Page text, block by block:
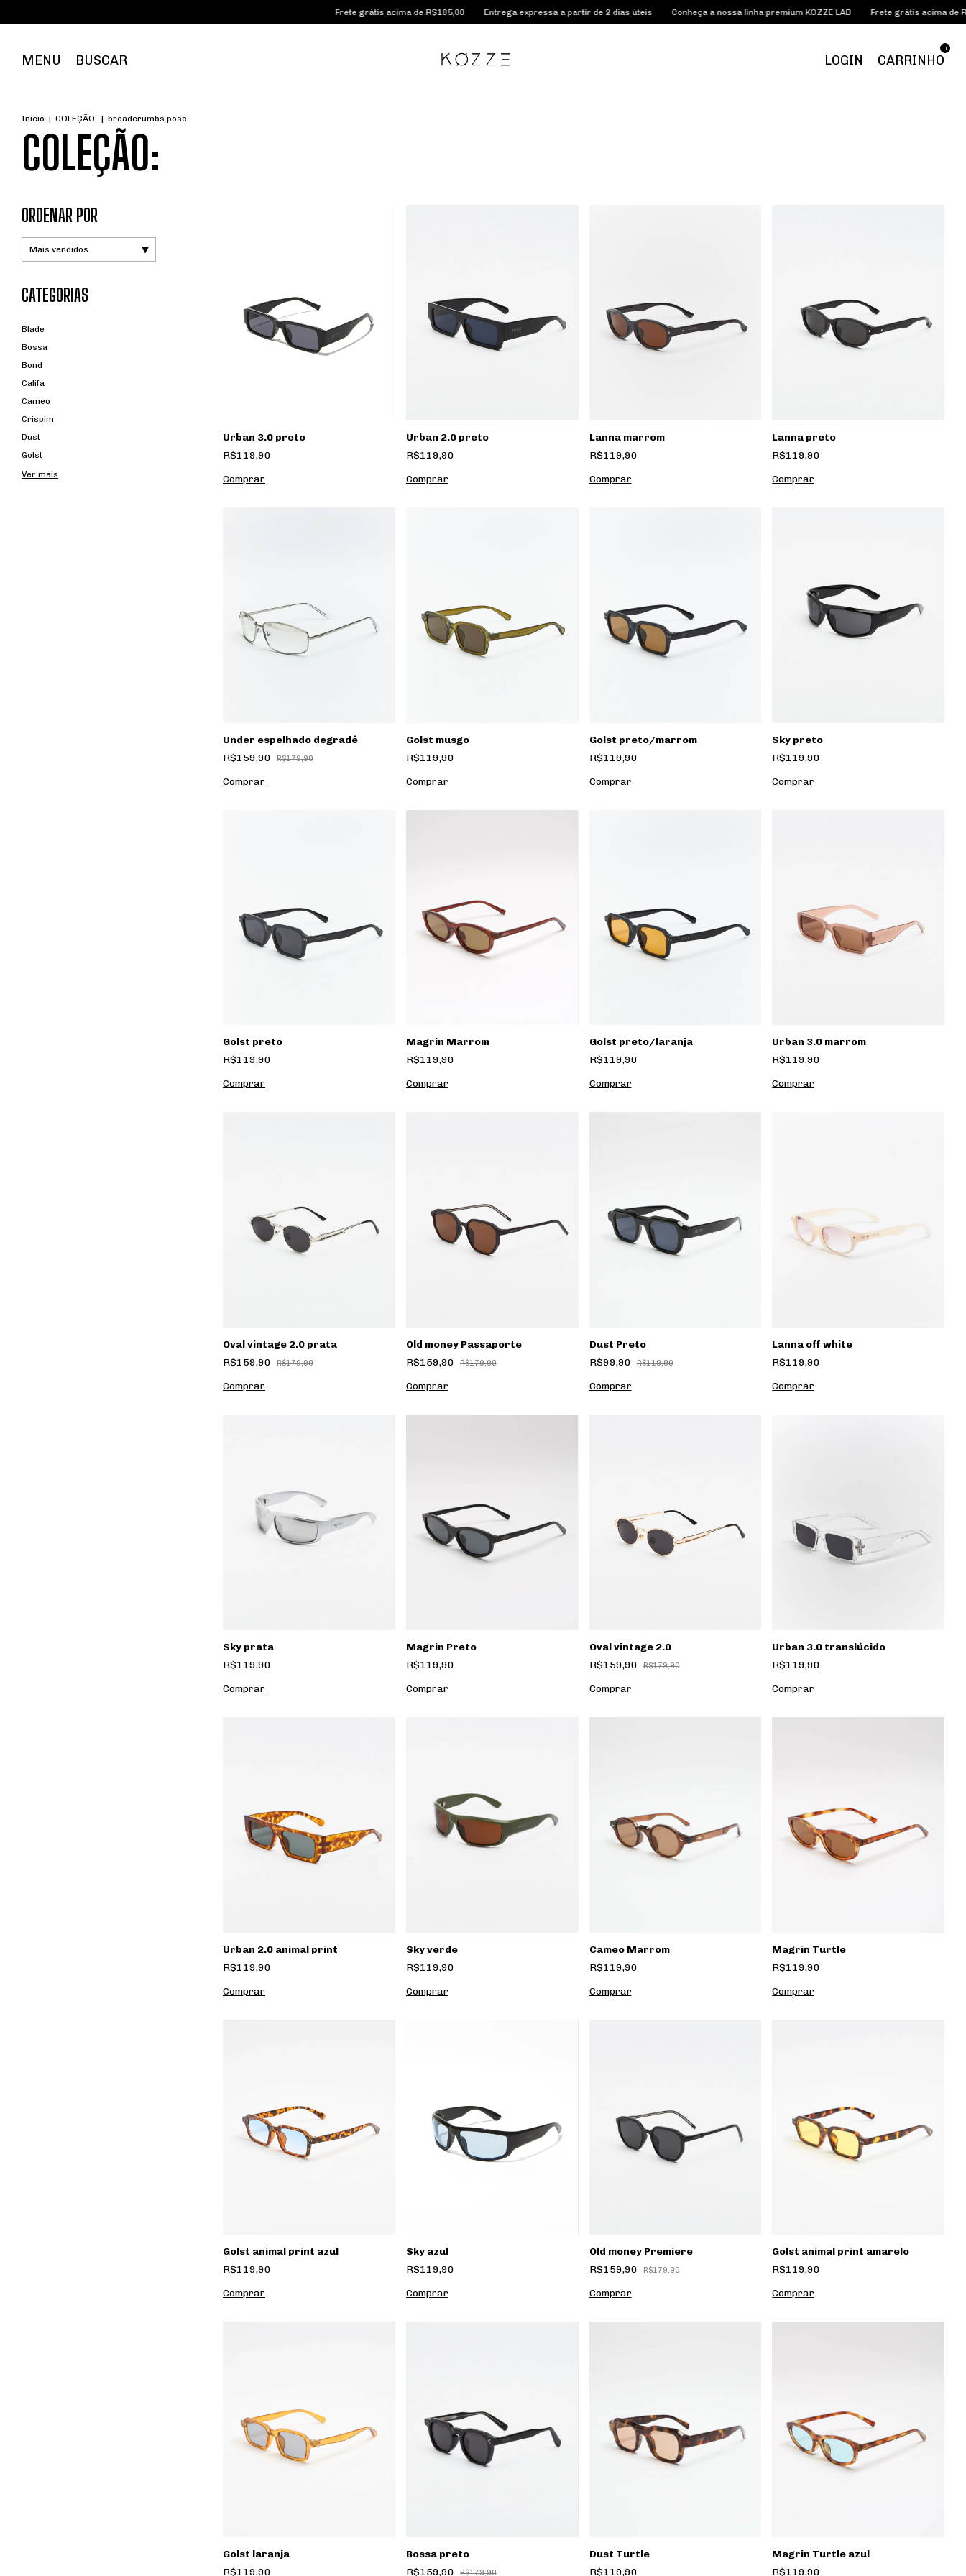
Frete grátis acima de R$185,00 Entrega expressa a partir de 2 dias úteis Conheça a nossa linha premium KOZZE LAB Frete grátis acima de R$185,00
MENU BUSCAR LOGIN CARRINHO
0
Início | COLEÇÃO: | breadcrumbs.pose
COLEÇÃO:
ORDENAR POR
CATEGORIAS
Blade
Bossa
Bond
Califa
Cameo
Crispim
Dust
Golst
Ver mais
Urban 3.0 preto
R$119,90
Urban 2.0 preto
R$119,90
Lanna marrom
R$119,90
Lanna preto
R$119,90
Under espelhado degradê
R$159,90
R$179,90
Golst musgo
R$119,90
Golst preto/marrom
R$119,90
Sky preto
R$119,90
Golst preto
R$119,90
Magrin Marrom
R$119,90
Golst preto/laranja
R$119,90
Urban 3.0 marrom
R$119,90
Oval vintage 2.0 prata
R$159,90
R$179,90
Old money Passaporte
R$159,90
R$179,90
Dust Preto
R$99,90
R$119,90
Lanna off white
R$119,90
Sky prata
R$119,90
Magrin Preto
R$119,90
Oval vintage 2.0
R$159,90
R$179,90
Urban 3.0 translúcido
R$119,90
Urban 2.0 animal print
R$119,90
Sky verde
R$119,90
Cameo Marrom
R$119,90
Magrin Turtle
R$119,90
Golst animal print azul
R$119,90
Sky azul
R$119,90
Old money Premiere
R$159,90
R$179,90
Golst animal print amarelo
R$119,90
Golst laranja
R$119,90
Bossa preto
R$159,90
R$179,90
Dust Turtle
R$119,90
Magrin Turtle azul
R$119,90